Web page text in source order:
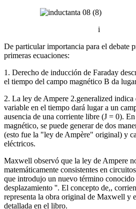
(8)
i
De particular importancia para el debate
primeras ecuaciones:
1. Derecho de inducción de Faraday
el tiempo del campo magnético B da
2. La ley de Ampere 2.generalized
variable en el tiempo dará lugar a un
ausencia de una corriente libre (J = 0).
magnético, se puede generar de dos
(esto fue la "ley de Ampère" original) y
eléctricos.
Maxwell observó que la ley de Ampere
matemáticamente consistentes en
que introdujo un nuevo término
desplazamiento ''. El concepto de,,
representa la obra original de Maxwell y
detallada en el libro.